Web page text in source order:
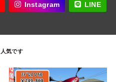
Instagram LINE